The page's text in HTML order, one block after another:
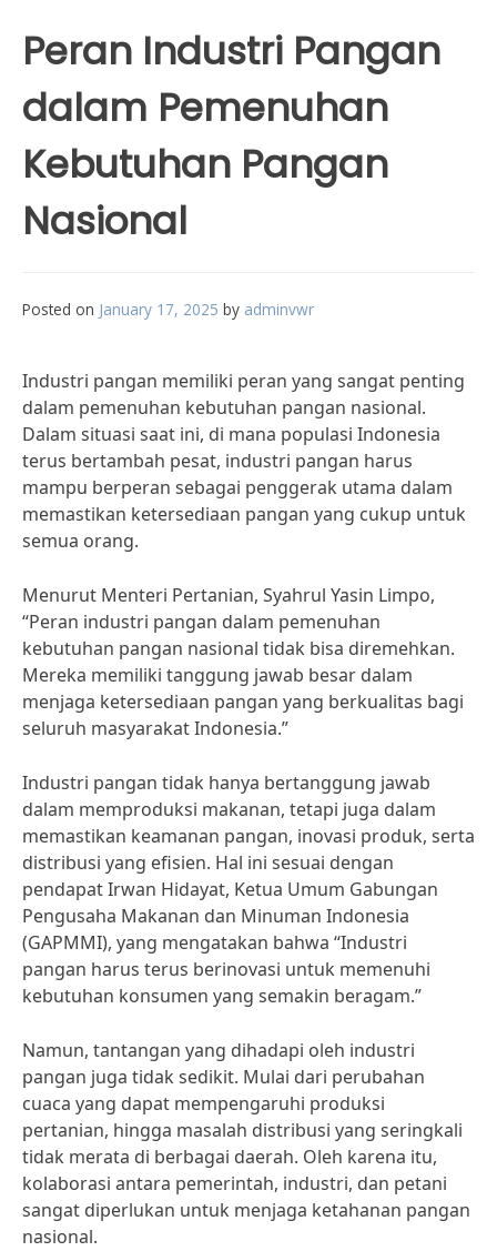
Peran Industri Pangan
dalam Pemenuhan
Kebutuhan Pangan
Nasional
Posted on January 17, 2025 by adminvwr
Industri pangan memiliki peran yang sangat penting
dalam pemenuhan kebutuhan pangan nasional.
Dalam situasi saat ini, di mana populasi Indonesia
terus bertambah pesat, industri pangan harus
mampu berperan sebagai penggerak utama dalam
memastikan ketersediaan pangan yang cukup untuk
semua orang.
Menurut Menteri Pertanian, Syahrul Yasin Limpo,
“Peran industri pangan dalam pemenuhan
kebutuhan pangan nasional tidak bisa diremehkan.
Mereka memiliki tanggung jawab besar dalam
menjaga ketersediaan pangan yang berkualitas bagi
seluruh masyarakat Indonesia.”
Industri pangan tidak hanya bertanggung jawab
dalam memproduksi makanan, tetapi juga dalam
memastikan keamanan pangan, inovasi produk, serta
distribusi yang efisien. Hal ini sesuai dengan
pendapat Irwan Hidayat, Ketua Umum Gabungan
Pengusaha Makanan dan Minuman Indonesia
(GAPMMI), yang mengatakan bahwa “Industri
pangan harus terus berinovasi untuk memenuhi
kebutuhan konsumen yang semakin beragam.”
Namun, tantangan yang dihadapi oleh industri
pangan juga tidak sedikit. Mulai dari perubahan
cuaca yang dapat mempengaruhi produksi
pertanian, hingga masalah distribusi yang seringkali
tidak merata di berbagai daerah. Oleh karena itu,
kolaborasi antara pemerintah, industri, dan petani
sangat diperlukan untuk menjaga ketahanan pangan
nasional.